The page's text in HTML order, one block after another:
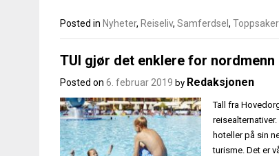
Posted in Nyheter, Reiseliv, Samferdsel , Toppsaker
TUI gjør det enklere for
Posted on 6. februar 2019 by Redaksjonen
Tall fra
hoteller på sin
turisme. Det er